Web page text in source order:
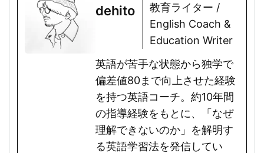
dehito
教育ライター /
English Coach &
Education Writer
英語が苦手な状態から独学で
偏差値80まで向上させた経験
を持つ英語コーチ。約10年間
の指導経験をもとに、「なぜ
理解できないのか」を解明す
る英語学習法を発信してい